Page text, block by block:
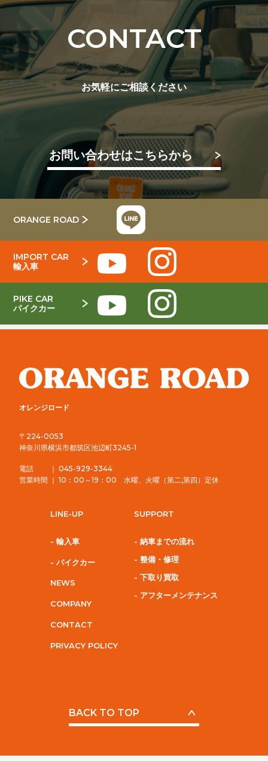
CONTACT
お気軽にご相談ください
お問い合わせはこちらから
ORANGE ROAD
IMPORT CAR
輸入車
PIKE CAR
パイクカー
オレンジロード
〒224-0053
神奈川県横浜市都筑区池辺町3245-1
電話 ｜ 045-929-3344
営業時間 ｜ 10：00～19：00 水曜、火曜（第二,第四）定休
LINE-UP
- 輸入車
- パイクカー
NEWS
COMPANY
CONTACT
PRIVACY POLICY
SUPPORT
- 納車までの流れ
- 整備・修理
- 下取り買取
- アフターメンテナンス
BACK TO TOP